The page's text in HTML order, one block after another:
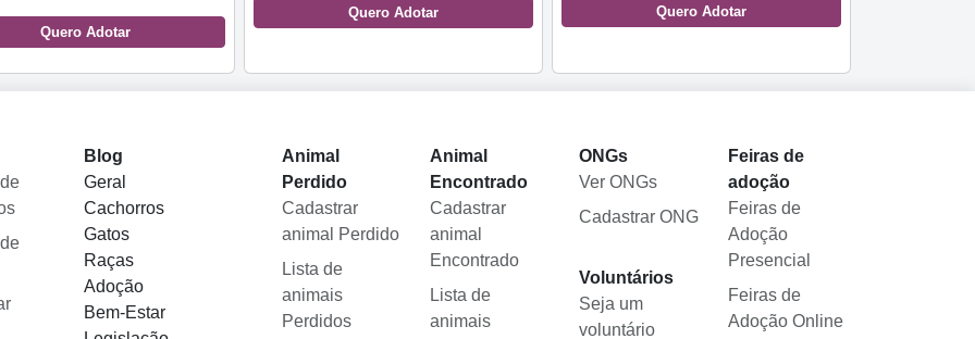
Quero Adotar
Quero Adotar Quero Adotar
Blog
Geral
Cachorros
Gatos
Raças
Adoção
Bem-Estar
Animal
Perdido
Cadastrar
animal Perdido
Lista de
animais
Perdidos
Animal
Encontrado
Cadastrar
animal
Encontrado
Lista de
animais
ONGs
Ver ONGs
Cadastrar ONG
Voluntários
Seja um
voluntário
Feiras de
adoção
Feiras de
Adoção
Presencial
Feiras de
Adoção Online